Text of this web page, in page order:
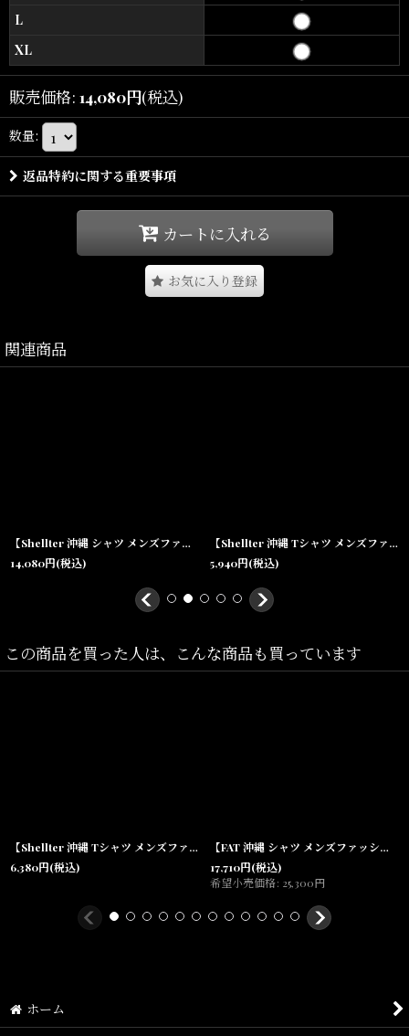
日常に自然と馴染みながらも、旅先やリゾートシーンでも映える一
着を提案しています。
全体に施されたフラワーブロックプリントが印象的なオープンカラ
ーシャツ。
軽やかなコットン素材を使用し、暑い季節でも快適な着心地を実現
しています。
ゆったりとしたリラックスシルエットとキャンプカラー仕様によ
り、
抜け感のある大人のサマースタイルを演出。
同素材のパンツとのセットアップスタイルもおすすめ。
S(着丈:65cm,身幅:54cm,肩幅:41cm,袖丈:24cm)
M(着丈:69cm,身幅:59cm,肩幅:46cm,袖丈:25cm)
XL(着丈:75cm,身幅:66cm,肩幅:53cm,袖丈:27cm)
るブロックプリント。
木版彫り、カラー調整、染色、模様プリントと全ての工程は丁寧に
そこから生まれるわずかなズレやかすれが、作品に独自の風合いと
L
XL
販売価格: 14,080円(税込)
数量:
返品特約に関する重要事項
カートに入れる
お気に入り登録
関連商品
【Shellter 沖縄 シャツ メンズファッション】Solid Cuba S/S Shirt Olive キューバ 半袖 オープンカラーシャツ
14,080円(税込)
【Shellter 沖縄 Tシャツ メンズファッション】 Rose S/S Embroidery Logo Tee Black シェルター 半袖 フラワー シャツ
5,940円(税込)
この商品を買った人は、こんな商品も買っています
【Shellter 沖縄 Tシャツ メンズファッション】Bet S/S Logo Tee White シェルター 半袖 シャツ
6,380円(税込)
【FAT 沖縄 シャツ メンズファッション 通販】F.A.T. GIGALENO S/S Shirts コットンレノクロス半袖 Blue
17,710円(税込)
希望小売価格: 25,300円
ホーム